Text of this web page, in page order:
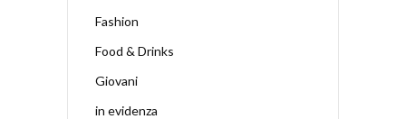
Fashion
Food & Drinks
Giovani
in evidenza